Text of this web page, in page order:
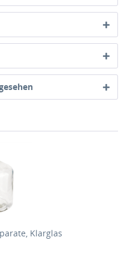
Klarglas